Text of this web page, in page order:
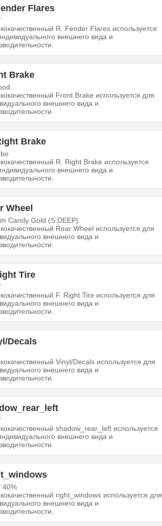
Flares
R. Fender Flares используется
внешнего вида и
Brake
Front Brake используется для
внешнего вида и
Brake
R. Right Brake используется
внешнего вида и
Wheel
Candy Gold (S.DEEP)
Rear Wheel используется для
внешнего вида и
Tire
F. Right Tire используется для
внешнего вида и
Decals
Vinyl/Decals используется для
внешнего вида и
shadow_rear_left используется
внешнего вида и
40%
right_windows используется для
внешнего вида и